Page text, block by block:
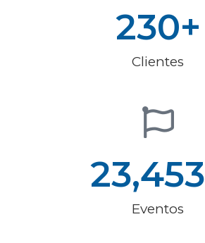
230+
Clientes
23,453
Eventos